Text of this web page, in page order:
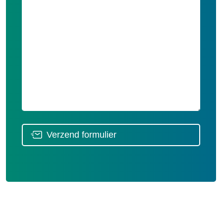
Verzend formulier